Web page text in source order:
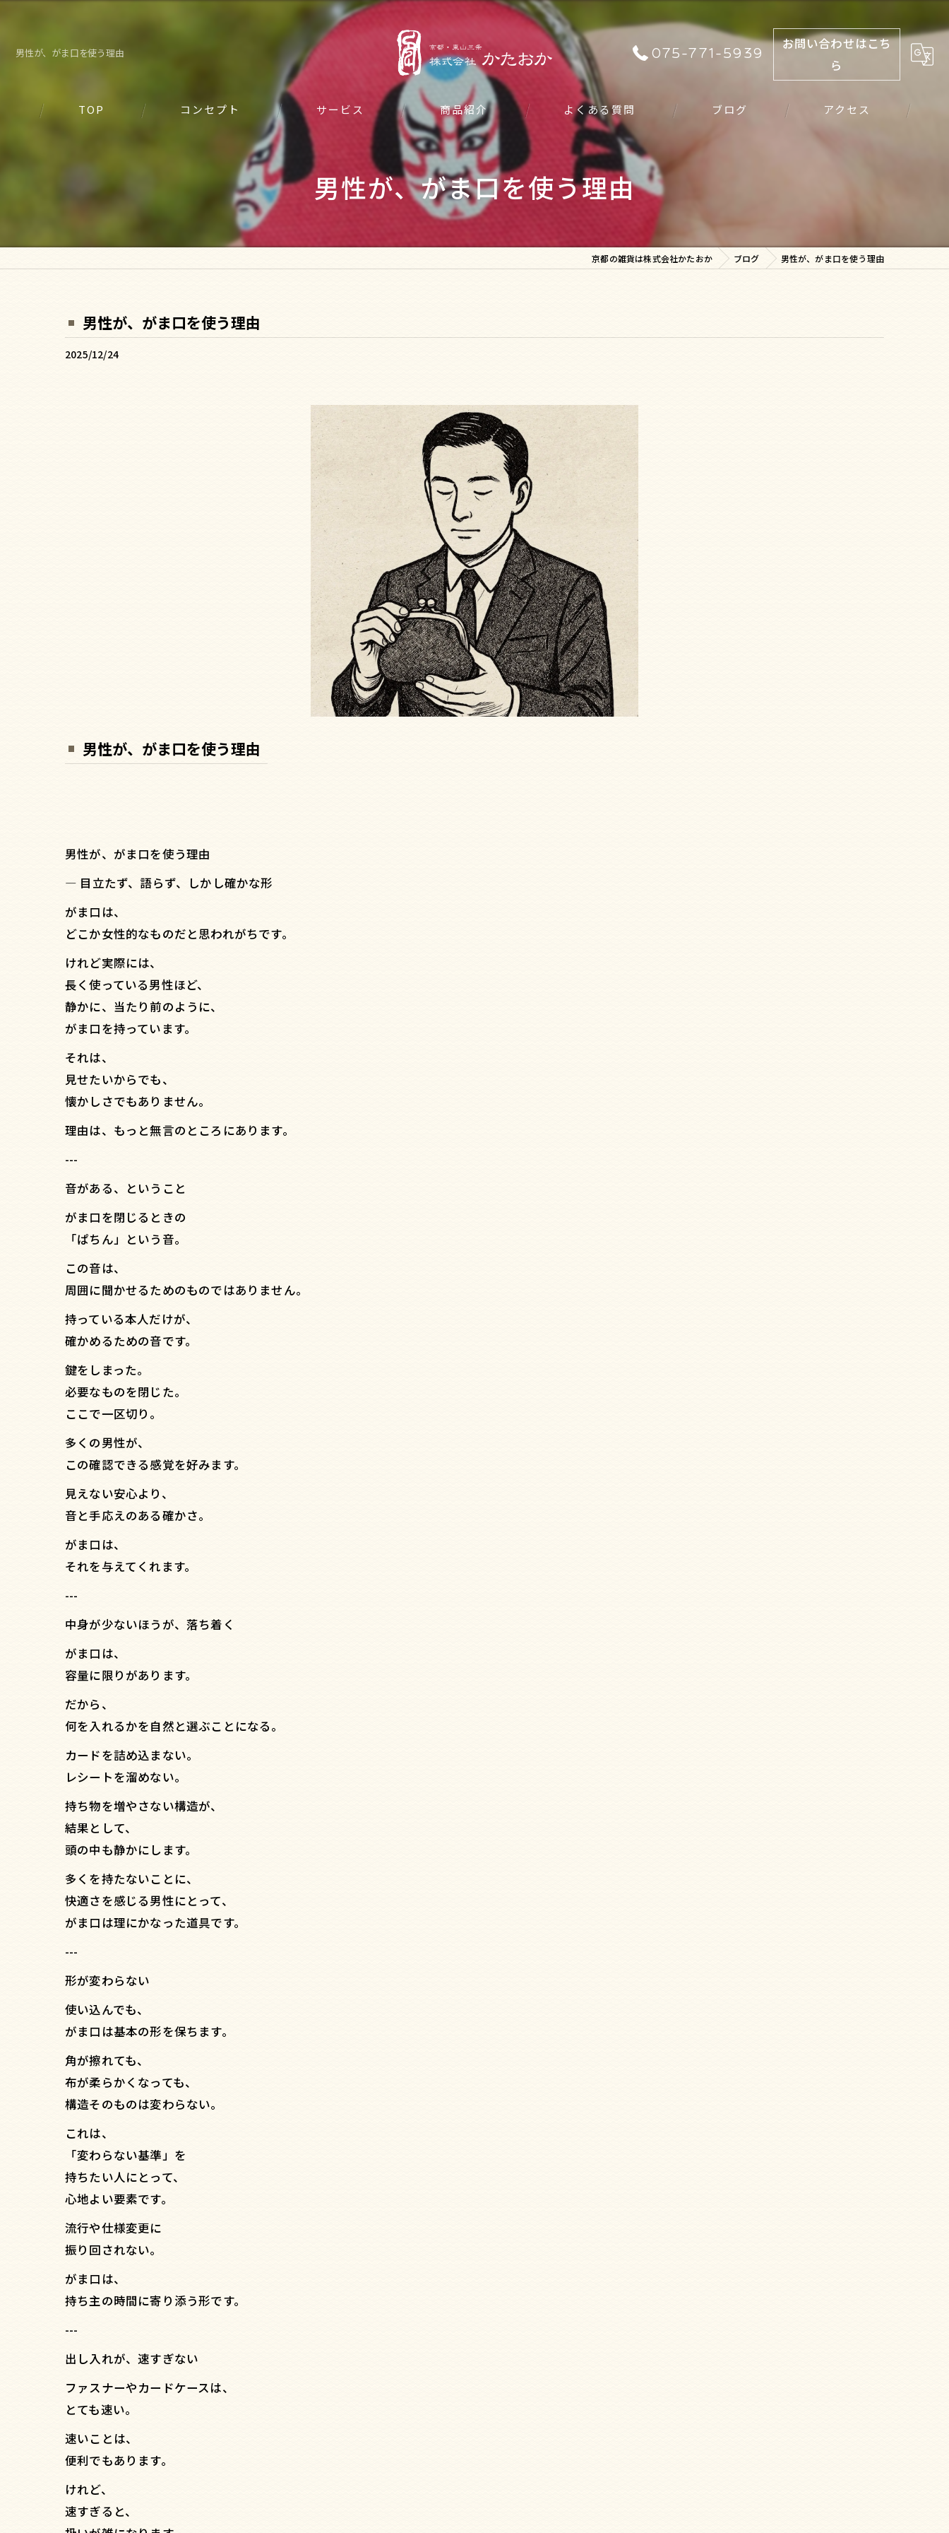
男性が、がま口を使う理由 075-771-5939
お問い合わせはこち
ら
TOP コンセプト サービス 商品紹介 よくある質問 ブログ アクセス
男性が、がま口を使う理由
京都の雑貨は株式会社かたおか ブログ 男性が、がま口を使う理由
男性が、がま口を使う理由
2025/12/24
男性が、がま口を使う理由
男性が、がま口を使う理由
― 目立たず、語らず、しかし確かな形
がま口は、
どこか女性的なものだと思われがちです。
けれど実際には、
長く使っている男性ほど、
静かに、当たり前のように、
がま口を持っています。
それは、
見せたいからでも、
懐かしさでもありません。
理由は、もっと無言のところにあります。
---
音がある、ということ
がま口を閉じるときの
「ぱちん」という音。
この音は、
周囲に聞かせるためのものではありません。
持っている本人だけが、
確かめるための音です。
鍵をしまった。
必要なものを閉じた。
ここで一区切り。
多くの男性が、
この確認できる感覚を好みます。
見えない安心より、
音と手応えのある確かさ。
がま口は、
それを与えてくれます。
---
中身が少ないほうが、落ち着く
がま口は、
容量に限りがあります。
だから、
何を入れるかを自然と選ぶことになる。
カードを詰め込まない。
レシートを溜めない。
持ち物を増やさない構造が、
結果として、
頭の中も静かにします。
多くを持たないことに、
快適さを感じる男性にとって、
がま口は理にかなった道具です。
---
形が変わらない
使い込んでも、
がま口は基本の形を保ちます。
角が擦れても、
布が柔らかくなっても、
構造そのものは変わらない。
これは、
「変わらない基準」を
持ちたい人にとって、
心地よい要素です。
流行や仕様変更に
振り回されない。
がま口は、
持ち主の時間に寄り添う形です。
---
出し入れが、速すぎない
ファスナーやカードケースは、
とても速い。
速いことは、
便利でもあります。
けれど、
速すぎると、